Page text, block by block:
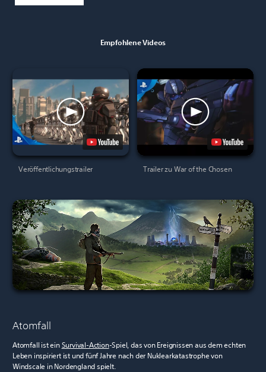
Empfohlene Videos
Veröffentlichungstrailer Trailer zu War of the Chosen
Atomfall
Atomfall ist einSurvival-Action-Spiel, das von Ereignissen aus dem echten
Leben inspiriert ist und fünf Jahre nach der Nuklearkatastrophe von
Windscale in Nordengland spielt.